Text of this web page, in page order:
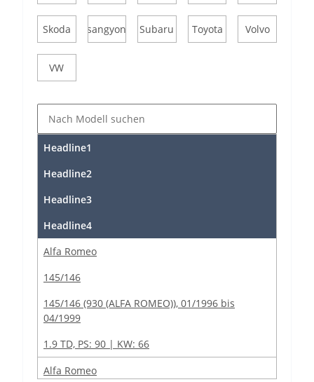
Skoda Ssangyong Subaru Toyota Volvo
VW
Headline1
Headline2
Headline3
Headline4
Alfa Romeo
145/146
145/146 (930 (ALFA ROMEO)), 01/1996 bis
04/1999
1.9 TD, PS: 90 | KW: 66
Alfa Romeo